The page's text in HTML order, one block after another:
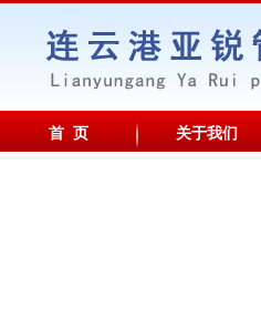
首 页 关于我们